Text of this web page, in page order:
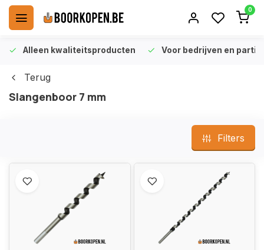
0
Alleen kwaliteitsproducten Voor bedrijven en
Terug
Slangenboor 7 mm
Filters